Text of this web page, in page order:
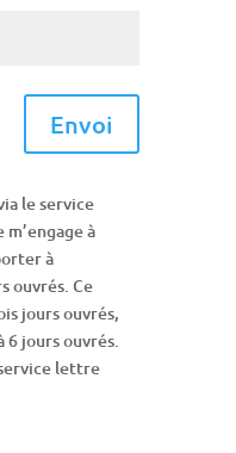
Envoi
le service
à
à
ouvrés. Ce
jours ouvrés,
6 jours ouvrés.
lettre